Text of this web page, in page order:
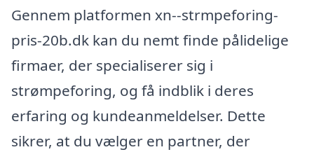
Gennem platformen xn--strmpeforing-
pris-20b.dk kan du nemt finde pålidelige
firmaer, der specialiserer sig i
strømpeforing, og få indblik i deres
erfaring og kundeanmeldelser. Dette
sikrer, at du vælger en partner, der